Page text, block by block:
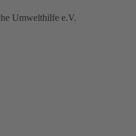
Umwelthilfe e.V.